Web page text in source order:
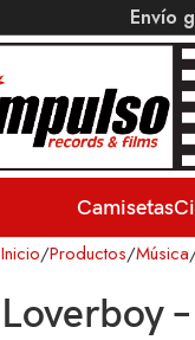
Envío
Camisetas
Inicio Productos Música
Loverboy